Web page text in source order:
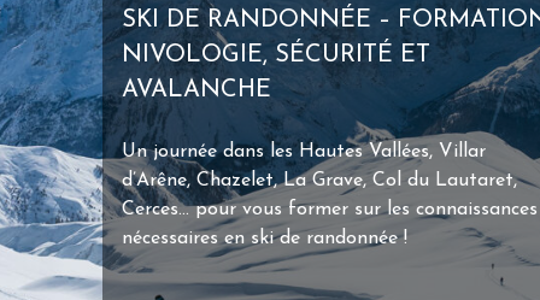
SKI DE RANDONNÉE –
NIVOLOGIE, SÉCURITÉ ET
AVALANCHE
Un journée dans les Hautes Vallées, Villar
d’Arêne, Chazelet, La Grave, Col du Lautaret,
Cerces… pour vous former sur les connaissances
nécessaires en ski de randonnée !